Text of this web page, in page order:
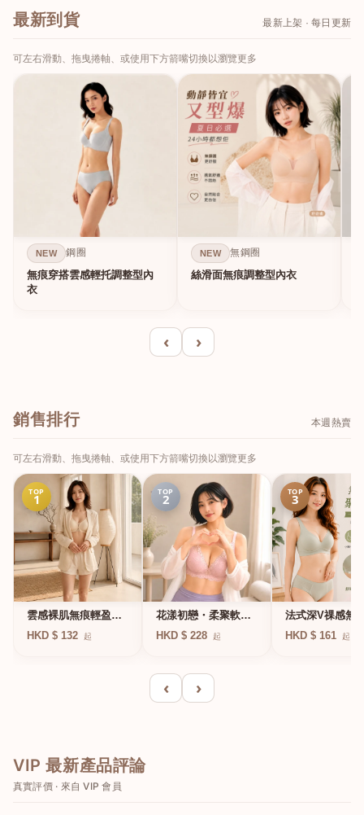
最新到貨 最新上架 · 每日更新
可左右滑動、拖曳捲軸、或使用下方箭嘴切換以瀏覽更多
NEW 鋼圈
無痕穿搭雲感輕托調整型內
衣
NEW 無鋼圈
絲滑面無痕調整型內衣
‹ ›
銷售排行 本週熱賣
可左右滑動、拖曳捲軸、或使用下方箭嘴切換以瀏覽更多
TOP
1
雲感裸肌無痕輕盈無
鋼圈內衣
HKD $ 132 起
TOP
2
花漾初戀・柔聚軟鋼
圈蕾絲內衣
HKD $ 228 起
TOP
3
法式深V祼感無
凍軟支撐條無鋼
HKD $ 161 起
‹ ›
VIP 最新產品評論
真實評價 · 來自 VIP 會員